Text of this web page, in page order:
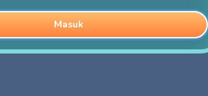
Masuk